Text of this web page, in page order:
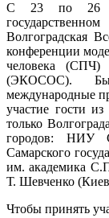
С 23 по 26
Волгоградская
конференции
человека (СПЧ)
(ЭКОСОС).
международные
участие гости
только
городов: НИУ
Самарского
им. академика
Т. Шевченко
Чтобы принять